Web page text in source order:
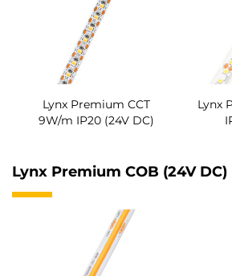
Lynx Premium CCT
9W/m IP20 (24V DC)
Lynx
Lynx Premium COB (24V DC)